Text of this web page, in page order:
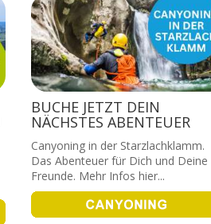
BUCHE JETZT DEIN
NÄCHSTES ABENTEUER
Canyoning in der Starzlachklamm.
Das Abenteuer für Dich und Deine
Freunde. Mehr Infos hier...